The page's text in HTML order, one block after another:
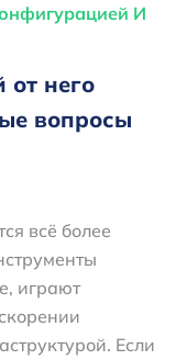
И
от него
вопросы
всё более
играют
Если